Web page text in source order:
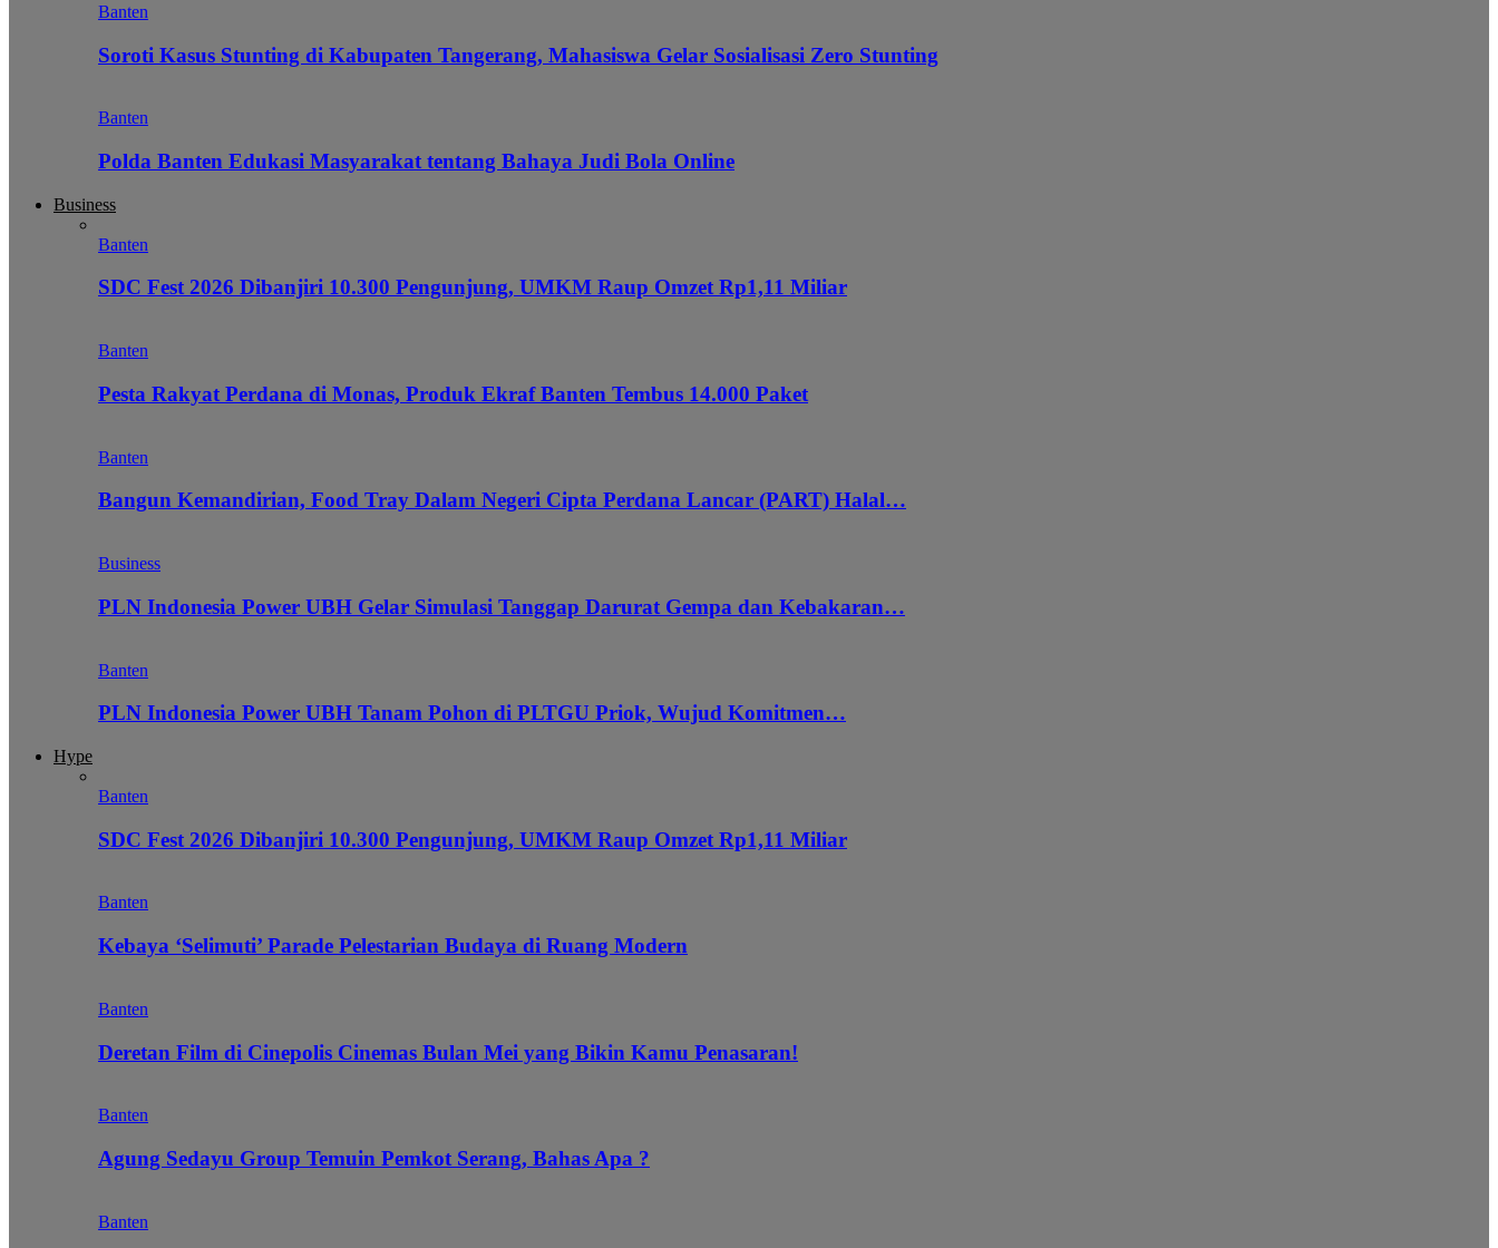
Banten
Soroti Kasus Stunting di Kabupaten Tangerang, Mahasiswa Gelar Sosialisasi Zero Stunting
Banten
Polda Banten Edukasi Masyarakat tentang Bahaya Judi Bola Online
Business
Banten
SDC Fest 2026 Dibanjiri 10.300 Pengunjung, UMKM Raup Omzet Rp1,11 Miliar
Banten
Pesta Rakyat Perdana di Monas, Produk Ekraf Banten Tembus 14.000 Paket
Banten
Bangun Kemandirian, Food Tray Dalam Negeri Cipta Perdana Lancar (PART) Halal…
Business
PLN Indonesia Power UBH Gelar Simulasi Tanggap Darurat Gempa dan Kebakaran…
Banten
PLN Indonesia Power UBH Tanam Pohon di PLTGU Priok, Wujud Komitmen…
Hype
Banten
SDC Fest 2026 Dibanjiri 10.300 Pengunjung, UMKM Raup Omzet Rp1,11 Miliar
Banten
Kebaya ‘Selimuti’ Parade Pelestarian Budaya di Ruang Modern
Banten
Deretan Film di Cinepolis Cinemas Bulan Mei yang Bikin Kamu Penasaran!
Banten
Agung Sedayu Group Temuin Pemkot Serang, Bahas Apa ?
Banten